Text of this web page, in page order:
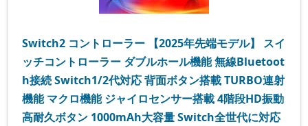
Switch2 コントローラー 【2025年先端モデル】 スイ
ッチコントローラー ダブルホール機能 無線Bluetoot
h接続 Switch1/2代対応 背面ボタン搭載 TURBO連射
機能 マクロ機能 ジャイロセンサー搭載 4階段HD振動
高耐久ボタン 1000mAh大容量 Switch全世代に対応